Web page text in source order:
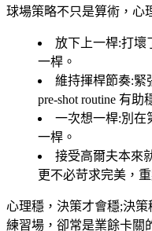
球場策略不只是算術，心
放下上一桿:打壞
一桿。
維持揮桿節奏:緊
pre-shot routine 有助
一次想一桿:別在
一桿。
接受高爾夫本來
更不必苛求完美，
心理穩，決策才會穩;決
練習場，卻常是業餘卡關